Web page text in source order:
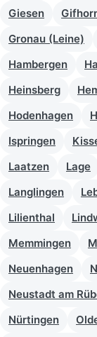
Giesen
Gronau (Leine)
Hambergen
Heinsberg
Hodenhagen
Ispringen
Laatzen
Lage
Langlingen
Lilienthal
Memmingen
Neuenhagen
Neustadt am
Nürtingen